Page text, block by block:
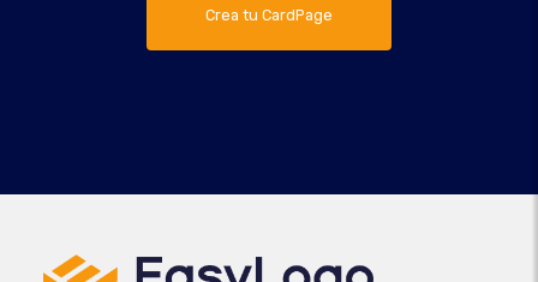
Crea tu CardPage